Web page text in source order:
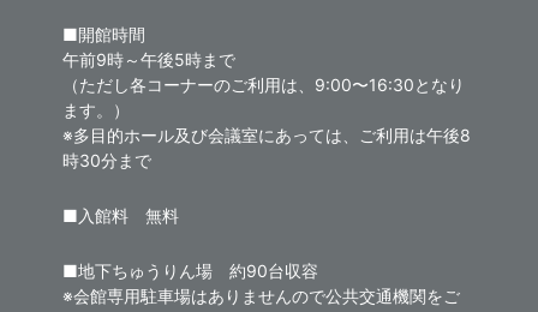
■開館時間
午前9時～午後5時まで
（ただし各コーナーのご利用は、9:00〜16:30となり
ます。）
※多目的ホール及び会議室にあっては、ご利用は午後8
時30分まで
■入館料 無料
■地下ちゅうりん場 約90台収容
※会館専用駐車場はありませんので公共交通機関をご